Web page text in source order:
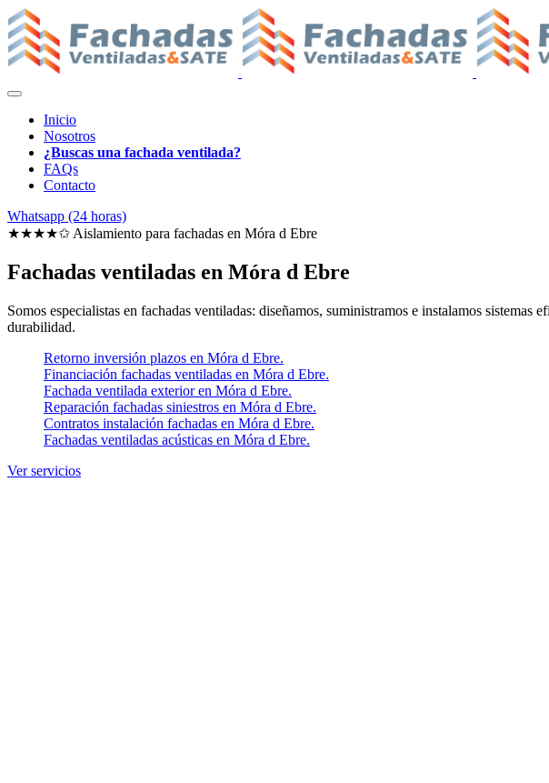
Inicio
Nosotros
¿Buscas una fachada ventilada?
FAQs
Contacto
Whatsapp (24 horas)
★★★★✩ Aislamiento para fachadas en Móra d Ebre
Fachadas ventiladas en Móra d Ebre
Somos especialistas en fachadas ventiladas: diseñamos, suministramos e instalamos
durabilidad.
Retorno inversión plazos en Móra d Ebre.
Financiación fachadas ventiladas en Móra d Ebre.
Fachada ventilada exterior en Móra d Ebre.
Reparación fachadas siniestros en Móra d Ebre.
Contratos instalación fachadas en Móra d Ebre.
Fachadas ventiladas acústicas en Móra d Ebre.
Ver servicios